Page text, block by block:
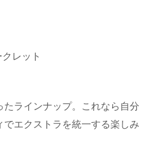
レット
ラインナップ。これなら自分
エクストラを統一する楽しみ